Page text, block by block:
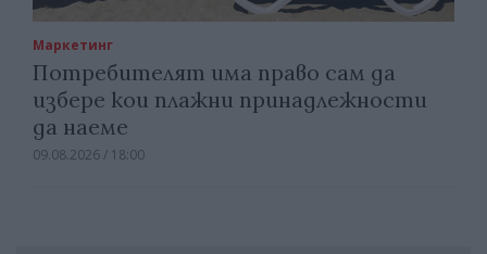
Маркетинг
Потребителят има право сам да
избере кои плажни принадлежности
да наеме
09.08.2026 / 18:00